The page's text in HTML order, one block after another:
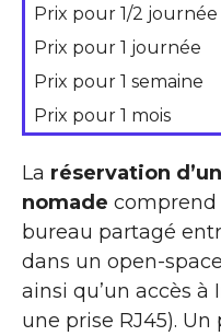
Prix pour 1/2 journée
Prix pour 1 journée
Prix pour 1 semaine
Prix pour 1 mois
La réservation
nomade comprend
bureau partagé
dans un open-
ainsi qu’un accès
une prise RJ45).